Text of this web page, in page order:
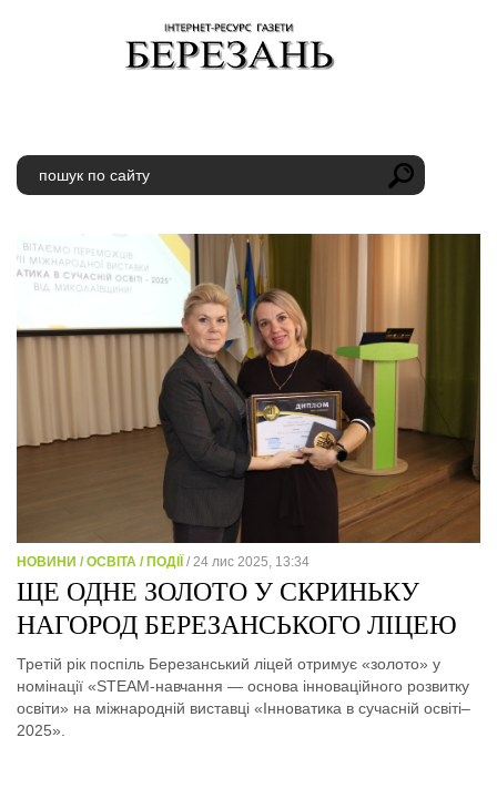
НОВИНИ / ОСВІТА / ПОДІЇ / 24 лис 2025, 13:34
ЩЕ ОДНЕ ЗОЛОТО У СКРИНЬКУ
НАГОРОД БЕРЕЗАНСЬКОГО ЛІЦЕЮ
Третій рік поспіль Березанський ліцей отримує «золото» у
номінації «STEAM-навчання — основа інноваційного розвитку
освіти» на міжнародній виставці «Інноватика в сучасній освіті–
2025».